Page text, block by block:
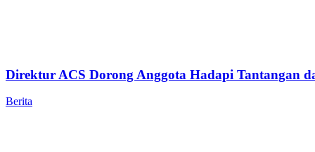
Direktur ACS Dorong Anggota Hadapi Tantangan
Berita